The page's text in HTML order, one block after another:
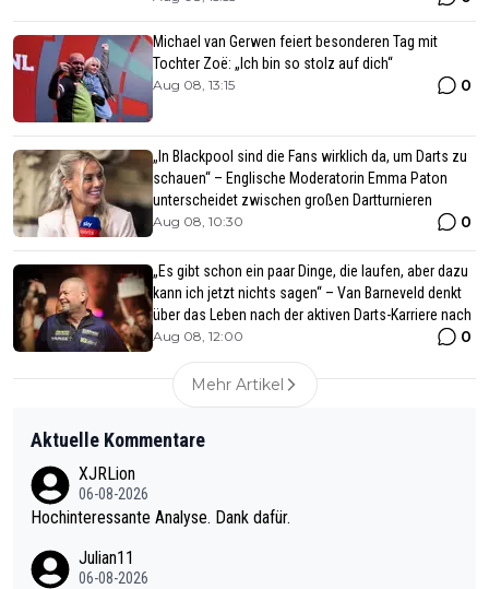
Michael van Gerwen feiert besonderen Tag mit
Tochter Zoë: „Ich bin so stolz auf dich“
Aug 08, 13:15 0
„In Blackpool sind die Fans wirklich da, um Darts zu
schauen“ – Englische Moderatorin Emma Paton
unterscheidet zwischen großen Dartturnieren
Aug 08, 10:30 0
„Es gibt schon ein paar Dinge, die laufen, aber dazu
kann ich jetzt nichts sagen“ – Van Barneveld denkt
über das Leben nach der aktiven Darts-Karriere nach
Aug 08, 12:00 0
Mehr Artikel
Aktuelle Kommentare
XJRLion
06-08-2026
Hochinteressante Analyse. Dank dafür.
Julian11
06-08-2026